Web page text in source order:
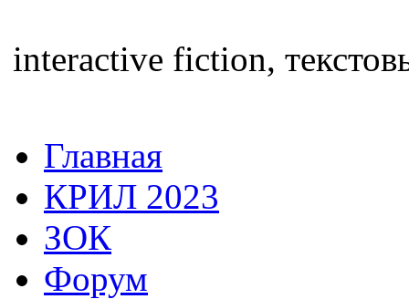
interactive fiction,
Главная
КРИЛ 2023
ЗОК
Форум